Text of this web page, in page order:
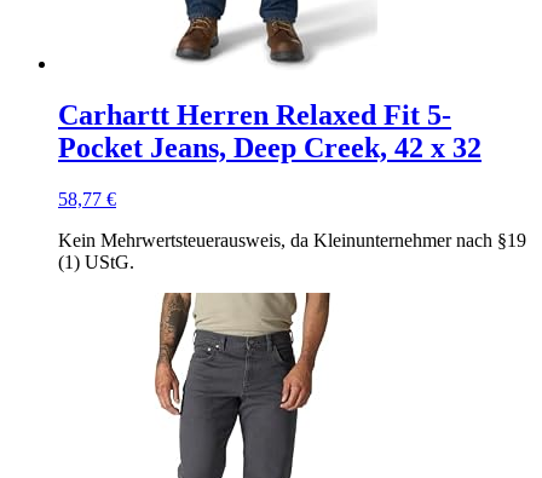
Carhartt Herren Relaxed Fit 5-
Pocket Jeans, Deep Creek, 42 x 32
58,77 €
Kein Mehrwertsteuerausweis, da Kleinunternehmer nach §19
(1) UStG.